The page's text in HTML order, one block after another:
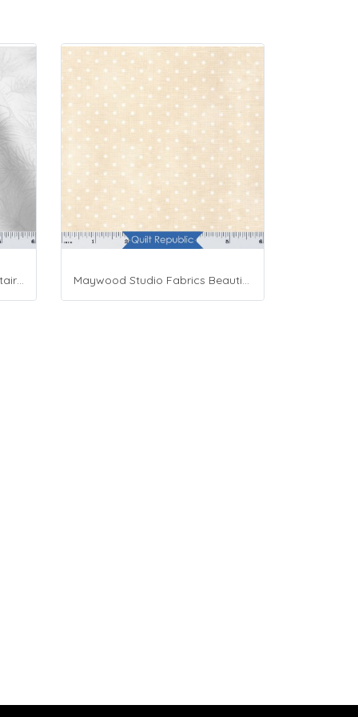
Maywood Studio Fabrics Solitaire Whites Maywood Studio Fabrics Beautiful Basics Cream